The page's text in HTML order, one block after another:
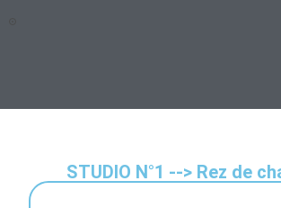
STUDIO N°1 --> Rez de